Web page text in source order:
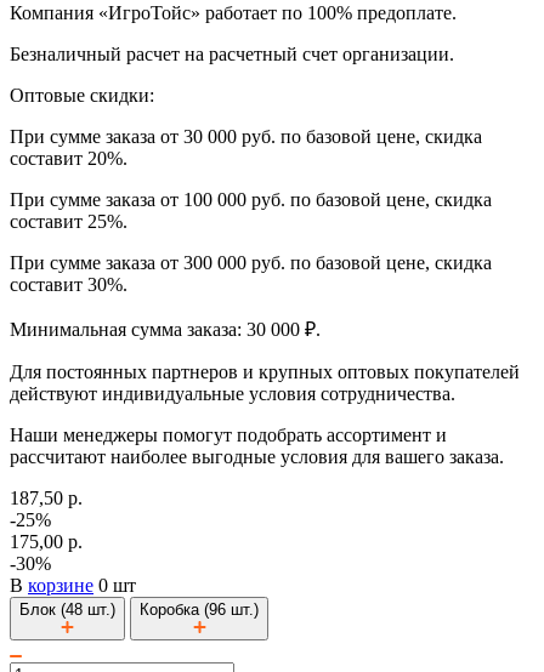
Компания «ИгроТойс» работает по 100% предоплате.
Безналичный расчет на расчетный счет организации.
Оптовые скидки:
При сумме заказа от 30 000 руб. по базовой цене, скидка
составит 20%.
При сумме заказа от 100 000 руб. по базовой цене, скидка
составит 25%.
При сумме заказа от 300 000 руб. по базовой цене, скидка
составит 30%.
Минимальная сумма заказа: 30 000 ₽.
Для постоянных партнеров и крупных оптовых покупателей
действуют индивидуальные условия сотрудничества.
Наши менеджеры помогут подобрать ассортимент и
рассчитают наиболее выгодные условия для вашего заказа.
187,50 р.
-25%
175,00 р.
-30%
В корзине 0 шт
Блок (48 шт.) Коробка (96 шт.)